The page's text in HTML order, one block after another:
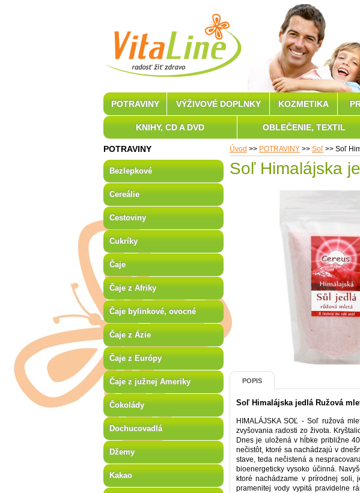
Úvod >> POTRAVINY >> Soľ >> Soľ
Soľ Himalájska
POPIS
Soľ Himalájska jedlá Ružová
HIMALÁJSKA SOĽ - Soľ ružová
zvyšovania radosti zo života.
Dnes je uložená v hĺbke približne
nečistôt, ktoré sa nachádzajú v
stave, teda nečistená a
bioenergeticky vysoko účinná.
ktoré nachádzame v prírodnej soli,
pramenitej vody vypitá pravidelne
POTRAVINY
Bezlepkové
Cereálie
Cestoviny
Cukríky
Čaje
Čaje z Afriky
Čaje bylinkové, ovocné
Čaje z Ázie
Čaje z Európy
Čaje z južnej Ameriky
Čokolády
Dochucovadlá
Džemy
Kakao
POTRAVINY VÝŽIVOVÉ DOPLNKY KOZMETIKA
KNIHY, CD A DVD OBLEČENIE, TEXTIL